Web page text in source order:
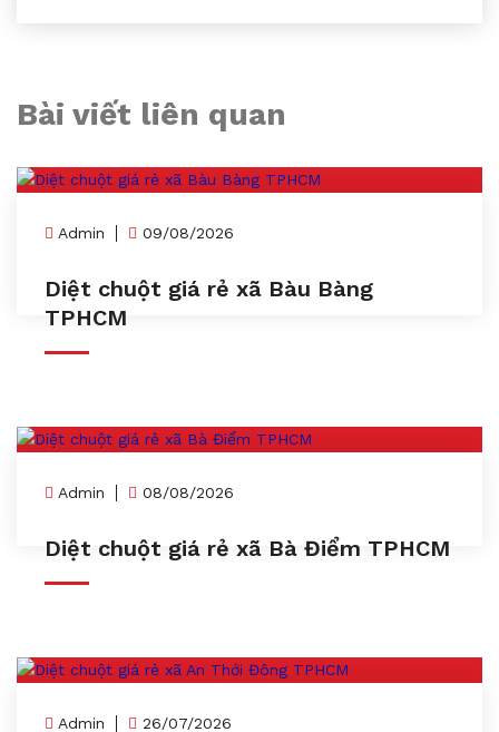
Bài viết liên quan
Admin 09/08/2026
Diệt chuột giá rẻ xã Bàu Bàng
TPHCM
Admin 08/08/2026
Diệt chuột giá rẻ xã Bà Điểm TPHCM
Admin 26/07/2026